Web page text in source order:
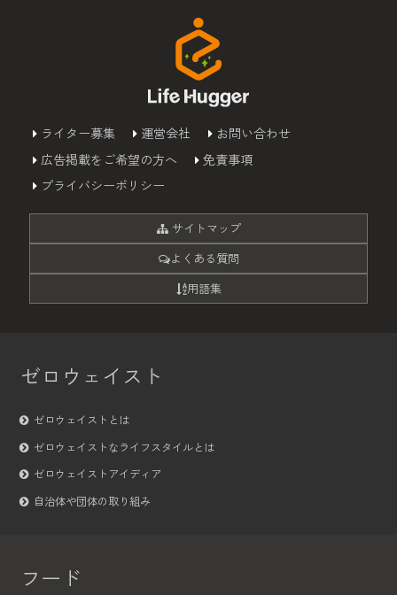
ライター募集 運営会社
お問い合わせ
広告掲載をご希望の方へ
免責事項
プライバシーポリシー
サイトマップ
よくある質問
用語集
ゼロウェイスト
ゼロウェイストとは
ゼロウェイストなライフスタイルとは
ゼロウェイストアイディア
自治体や団体の取り組み
フード